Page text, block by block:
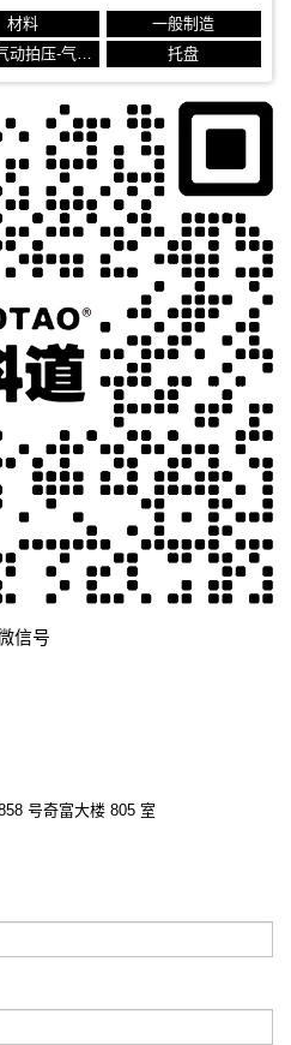
材料
一般制造
Par-6 气动拍压-气动摆臂 托盘
信号
号奇富大楼 805 室